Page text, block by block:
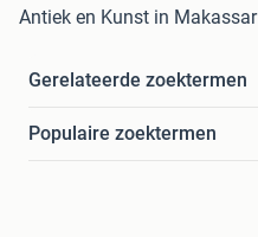
Antiek en Kunst in Makassar
Gerelateerde zoektermen
Populaire zoektermen